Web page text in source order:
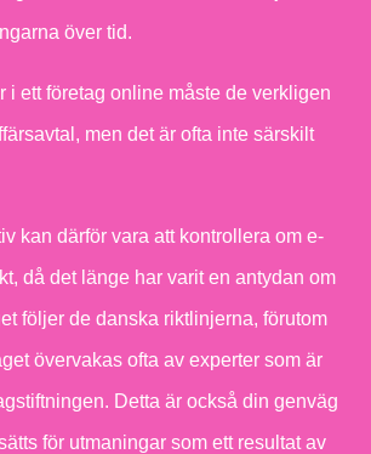
över tid.
i ett företag online måste de verkligen
men det är ofta inte särskilt
kan därför vara att kontrollera om e-
då det länge har varit en antydan om
följer de danska riktlinjerna, förutom
övervakas ofta av experter som är
Detta är också din genväg
för utmaningar som ett resultat av